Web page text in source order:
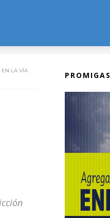
EN LA VÍA
PROMIGAS